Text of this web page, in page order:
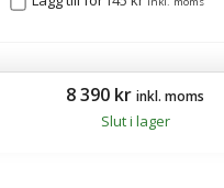
8 390 kr inkl. moms
Slut i lager